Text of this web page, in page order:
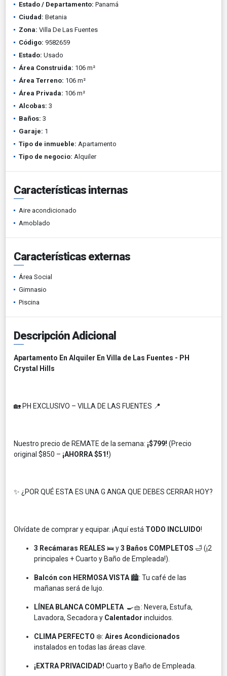
Estado / Departamento: Panamá
Ciudad: Betania
Zona: Villa De Las Fuentes
Código: 9582659
Estado: Usado
Área Construida: 106 m²
Área Terreno: 106 m²
Área Privada: 106 m²
Alcobas: 3
Baños: 3
Garaje: 1
Tipo de inmueble: Apartamento
Tipo de negocio: Alquiler
Características internas
Aire acondicionado
Amoblado
Características externas
Área Social
Gimnasio
Piscina
Descripción Adicional
Apartamento En Alquiler En Villa de Las Fuentes - PH
Crystal Hills
🏡 PH EXCLUSIVO – VILLA DE LAS FUENTES 📍
Nuestro precio de REMATE de la semana: ¡$799! (Precio
original $850 – ¡AHORRA $51!)
✨ ¿POR QUÉ ESTA ES UNA G ANGA QUE DEBES CERRAR HOY?
Olvídate de comprar y equipar. ¡Aquí está TODO INCLUIDO!
3 Recámaras REALES 🛌 y3 Baños COMPLETOS 🛁 (¡2
principales + Cuarto y Baño de Empleada!).
Balcón con HERMOSA VISTA 🏙️: Tu café de las
mañanas será de lujo.
LÍNEA BLANCA COMPLETA 🍳🧺: Nevera, Estufa,
Lavadora, Secadora y Calentador incluidos.
CLIMA PERFECTO ❄️: Aires Acondicionados
instalados en todas las áreas clave.
¡EXTRA PRIVACIDAD! Cuarto y Baño de Empleada.